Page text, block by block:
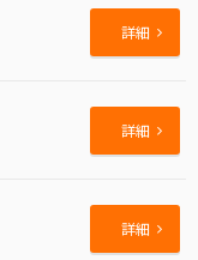
詳細
詳細
詳細